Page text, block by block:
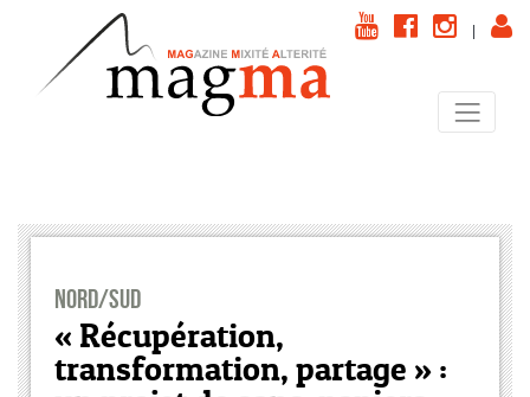
Nord/Sud
« Récupération,
transformation, partage » :